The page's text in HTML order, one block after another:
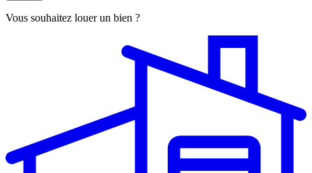
Vous souhaitez louer un bien ?